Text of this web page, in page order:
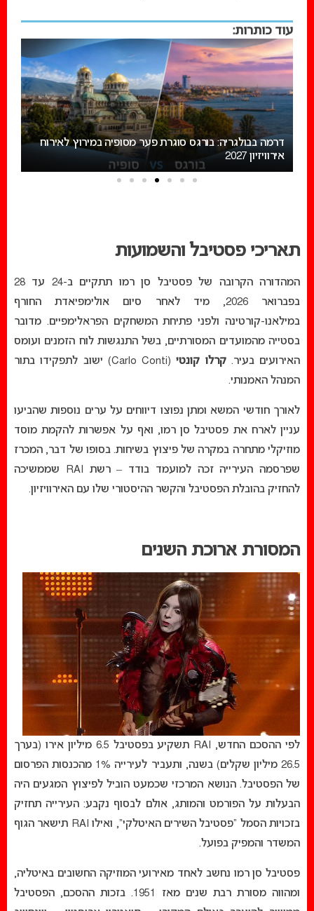
עוד כותרות:
בורגס סוגרת פער מסופיה במירוץ לאירוח
מאכזב: העיר המארחת של אירוויזיון
תאריכי פסטיבל והשמועות
המהדורה הקרובה של פסטיבל סן רמו תתקיים ב-24 עד 28
בפברואר 2026, מיד לאחר סיום אולימפיאדת החורף
במילאנו-קורטינה ולפני פתיחת המשחקים הפראלימפיים. מדובר
בסטייה מהמועדים המסורתיים, בשל התנגשות לוח הזמנים ועומס
האירועים בעיר.קרלו קונטי
(Carlo Conti) ישוב לתפקידו בתור
המנהל האמנותי.
לאורך חודשי המשא ומתן נפוצו דיווחים על ערים נוספות שהביעו
עניין לארח את פסטיבל סן רמו, ואף על אפשרות להקמת מוסד
מוזיקלי מתחרה במקרה של פיצוץ בשיחות. בסופו של דבר, המכרז
שפרסמה העירייה זכה למועמד בודד – רשת RAI שממשיכה
להחזיק בהובלת הפסטיבל והקשר ההיסטורי שלו עם האירוויזיון.
המסורת ארוכת השנים
לפי ההסכם החדש, RAI תשקיע בפסטיבל 6.5 מיליון אירו (בערך
26.5 מיליון שקלים) בשנה, ותעביר לעירייה 1% מהכנסות הפרסום
של הפסטיבל. הנושא המרכזי שכמעט הוביל לפיצוץ המגעים היה
הבעלות על הפורמט והמותג, אולם לבסוף נקבע: העירייה תחזיק
בזכויות הסמל “פסטיבל השירים האיטלקי”, ואילו RAI תישאר הגוף
המשדר והמפיק בפועל.
פסטיבל סן רמו נחשב לאחד מאירועי המוזיקה החשובים באיטליה,
ומהווה מסורת רבת שנים מאז 1951. בזכות ההסכם, הפסטיבל